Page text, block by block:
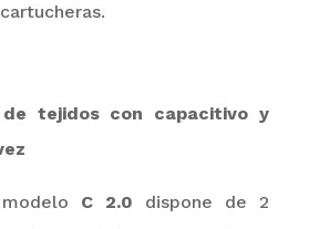
de tejidos con capacitivo y
C 2.0 dispone de2